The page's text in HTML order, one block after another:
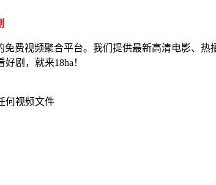
免费视频聚合平台。我们提供最新高清电影
剧，就来18ha！
何视频文件